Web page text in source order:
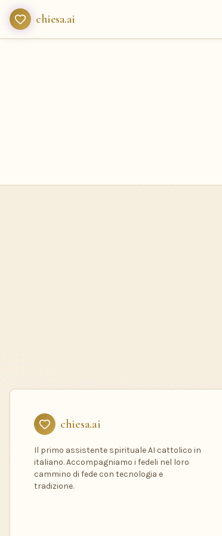
chiesa.ai
chiesa.ai
Il primo assistente spirituale AI cattolico in
italiano. Accompagniamo i fedeli nel loro
cammino di fede con tecnologia e
tradizione.